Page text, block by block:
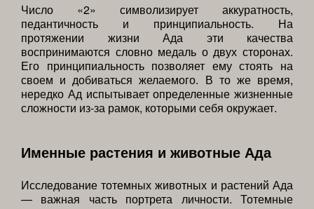
Число «2» символизирует аккуратность,
педантичность и принципиальность. На
протяжении жизни Ада эти качества
воспринимаются словно медаль о двух сторонах.
Его принципиальность позволяет ему стоять на
своем и добиваться желаемого. В то же время,
нередко Ад испытывает определенные жизненные
сложности из-за рамок, которыми себя окружает.
Именные растения и животные Ада
Исследование тотемных животных и растений Ада
— важная часть портрета личности. Тотемные